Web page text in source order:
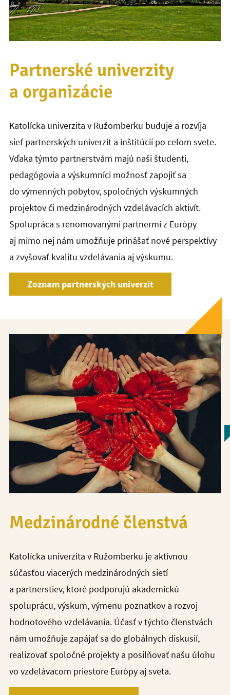
Partnerské univerzity
a organizácie
Katolícka univerzita v Ružomberku buduje a rozvíja
sieť partnerských univerzít a inštitúcií po celom svete.
Vďaka týmto partnerstvám majú naši študenti,
pedagógovia a výskumníci možnosť zapojiť sa
do výmenných pobytov, spoločných výskumných
projektov či medzinárodných vzdelávacích aktivít.
Spolupráca s renomovanými partnermi z Európy
aj mimo nej nám umožňuje prinášať nové perspektívy
a zvyšovať kvalitu vzdelávania aj výskumu.
Zoznam partnerských univerzít
Medzinárodné členstvá
Katolícka univerzita v Ružomberku je aktívnou
súčasťou viacerých medzinárodných sietí
a partnerstiev, ktoré podporujú akademickú
spoluprácu, výskum, výmenu poznatkov a rozvoj
hodnotového vzdelávania. Účasť v týchto členstvách
nám umožňuje zapájať sa do globálnych diskusií,
realizovať spoločné projekty a posilňovať našu úlohu
vo vzdelávacom priestore Európy aj sveta.